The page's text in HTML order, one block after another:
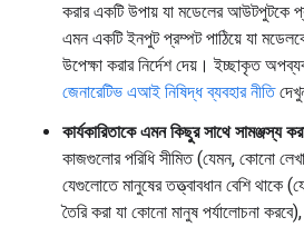
করার একটি উপায় যা মডেলের আউটপুটকে
এমন একটি ইনপুট প্রম্পট পাঠিয়ে যা
উপেক্ষা করার নির্দেশ দেয়। ইচ্ছাকৃত
জেনারেটিভ এআই নিষিদ্ধ ব্যবহার নীতি
কার্যকারিতাকে এমন কিছুর সাথে সামঞ্জস্য
কাজগুলোর পরিধি সীমিত (যেমন, কোনো
যেগুলোতে মানুষের তত্ত্বাবধান বেশি থাকে
তৈরি করা যা কোনো মানুষ পর্যালোচনা